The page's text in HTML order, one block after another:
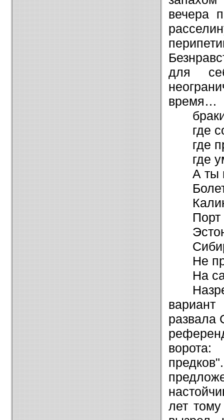
вечера
для
время…
где
где
где
А ты
Не
На
вариант
развала
ворота:
лет